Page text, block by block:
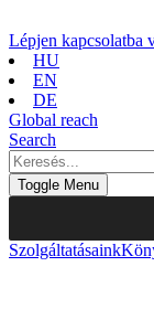
Lépjen kapcsolatba
HU
EN
DE
Global reach
Search
Toggle Menu
Szolgáltatásaink